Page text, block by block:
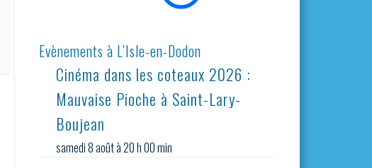
Evènements à L’Isle-en-Dodon
Cinéma dans les coteaux 2026 :
Mauvaise Pioche à Saint-Lary-
Boujean
samedi 8 août à 20 h 00 min